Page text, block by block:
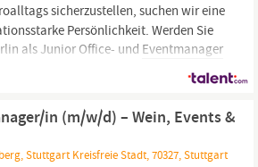
sicherzustellen, suchen wir eine
Persönlichkeit. Werden Sie
als Junior Office- und Eventmanager
In dieser vielseitigen Rolle
Berliner Büros und tragen maßgeblich
Arbeitsumfeld...
in (m/w/d) – Wein, Events &
Stuttgart Kreisfreie Stadt, 70327, Stuttgart